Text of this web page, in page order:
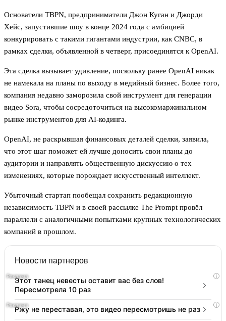
Основатели TBPN, предприниматели Джон Куган и Джорди
Хейс, запустившие шоу в конце 2024 года с амбицией
конкурировать с такими гигантами индустрии, как CNBC, в
рамках сделки, объявленной в четверг, присоединятся к OpenAI.
Эта сделка вызывает удивление, поскольку ранее OpenAI никак
не намекала на планы по выходу в медийный бизнес. Более того,
компания недавно заморозила свой инструмент для генерации
видео Sora, чтобы сосредоточиться на высокомаржинальном
рынке инструментов для AI-кодинга.
OpenAI, не раскрывшая финансовых деталей сделки, заявила,
что этот шаг поможет ей лучше доносить свои планы до
аудитории и направлять общественную дискуссию о тех
изменениях, которые порождает искусственный интеллект.
Убыточный стартап пообещал сохранить редакционную
независимость TBPN и в своей рассылке The Prompt провёл
параллели с аналогичными попытками крупных технологических
компаний в прошлом.
Новости партнеров
i
Этот танец невесты оставит вас без слов!
Пересмотрела 10 раз
i
Ржу не переставая, это видео пересмотришь не раз